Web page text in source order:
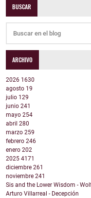
BUSCAR
ARCHIVO
2026 1630
agosto 19
julio 129
junio 241
mayo 254
abril 280
marzo 259
febrero 246
enero 202
2025 4171
diciembre 261
noviembre 241
Sis and the Lower Wisdom -
Arturo Villarreal - Decepción